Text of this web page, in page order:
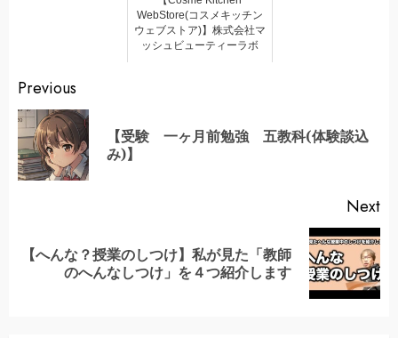
WebStore(コスメキッチン
ウェブストア)】株式会社マ
ッシュビューティーラボ
Continue
Reading
Previous
【受験 一ヶ月前勉強 五教科(体験談込
み)】
Next
Next
【へんな？授業のしつけ】私が見た「教師
のへんなしつけ」を４つ紹介します